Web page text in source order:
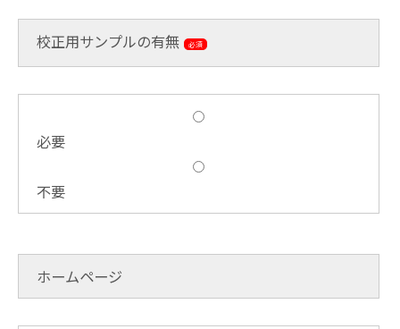
校正用サンプルの有無 必須
必要
不要
ホームページ